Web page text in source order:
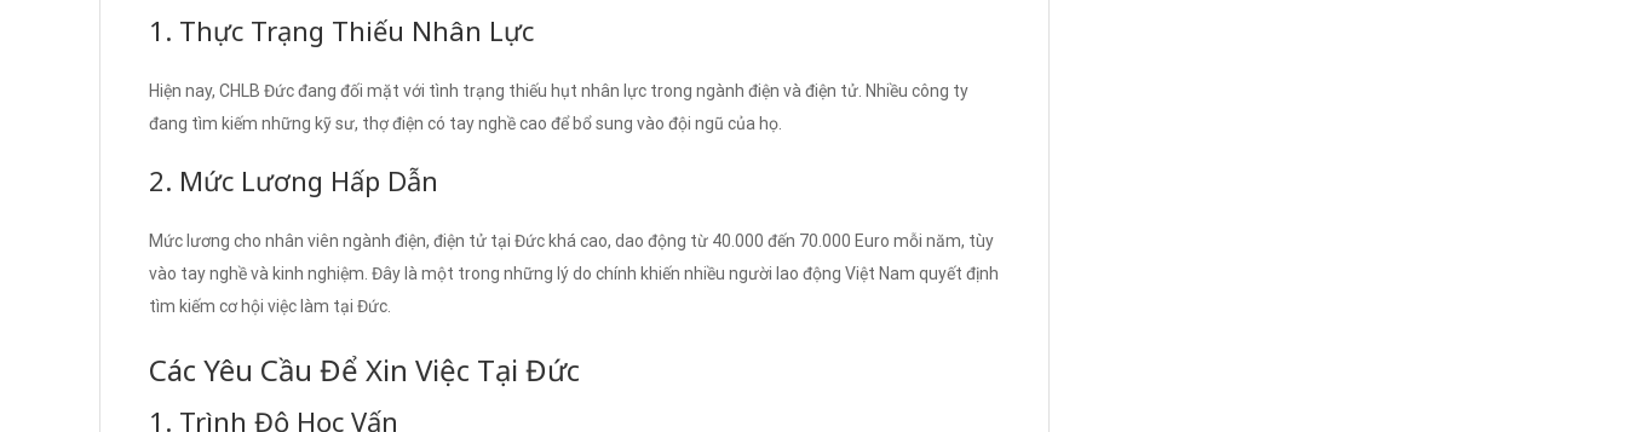
1. Thực Trạng Thiếu Nhân Lực
Hiện nay, CHLB Đức đang đối mặt với tình trạng thiếu hụt nhân lực trong ngành điện và điện tử. Nhiều công ty
đang tìm kiếm những kỹ sư, thợ điện có tay nghề cao để bổ sung vào đội ngũ của họ.
2. Mức Lương Hấp Dẫn
Mức lương cho nhân viên ngành điện, điện tử tại Đức khá cao, dao động từ 40.000 đến 70.000 Euro mỗi năm, tùy
vào tay nghề và kinh nghiệm. Đây là một trong những lý do chính khiến nhiều người lao động Việt Nam quyết định
tìm kiếm cơ hội việc làm tại Đức.
Các Yêu Cầu Để Xin Việc Tại Đức
1. Trình Độ Học Vấn